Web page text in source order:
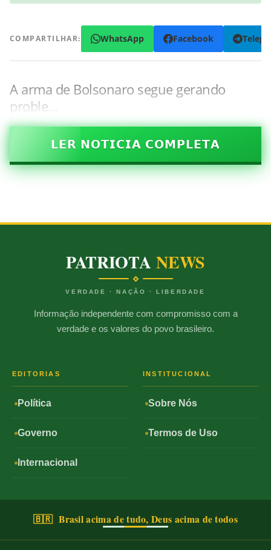
COMPARTILHAR: WhatsApp Facebook
A arma de Bolsonaro segue gerando
proble…
𝗟𝗘𝗥 𝗡𝗢𝗧𝗜𝗖𝗜𝗔 𝗖𝗢𝗠𝗣𝗟𝗘𝗧𝗔
PATRIOTANEWS
VERDADE · NAÇÃO · LIBERDADE
Informação independente com compromisso com a
verdade e os valores do povo brasileiro.
EDITORIAS
Política
Governo
Internacional
INSTITUCIONAL
Sobre Nós
Termos de Uso
🇧🇷 Brasil acima de tudo, Deus acima de todos